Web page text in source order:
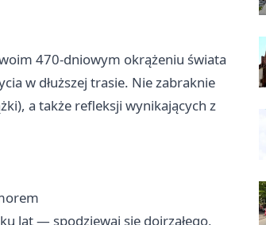
470-dniowym okrążeniu świata
w dłuższej trasie. Nie zabraknie
a także refleksji wynikających z
lat — spodziewaj się dojrzałego,